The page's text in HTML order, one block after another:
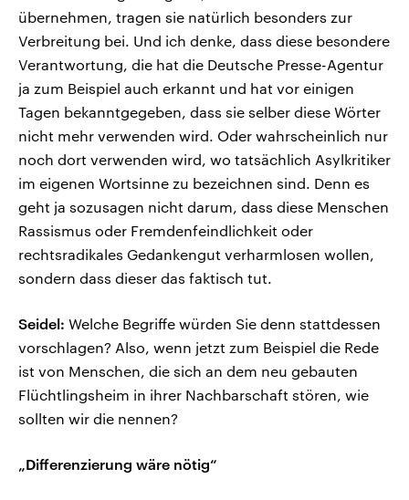
übernehmen, tragen sie natürlich besonders zur
Verbreitung bei. Und ich denke, dass diese besondere
Verantwortung, die hat die Deutsche Presse-Agentur
ja zum Beispiel auch erkannt und hat vor einigen
Tagen bekanntgegeben, dass sie selber diese Wörter
nicht mehr verwenden wird. Oder wahrscheinlich nur
noch dort verwenden wird, wo tatsächlich Asylkritiker
im eigenen Wortsinne zu bezeichnen sind. Denn es
geht ja sozusagen nicht darum, dass diese Menschen
Rassismus oder Fremdenfeindlichkeit oder
rechtsradikales Gedankengut verharmlosen wollen,
sondern dass dieser das faktisch tut.
Seidel: Welche Begriffe würden Sie denn stattdessen
vorschlagen? Also, wenn jetzt zum Beispiel die Rede
ist von Menschen, die sich an dem neu gebauten
Flüchtlingsheim in ihrer Nachbarschaft stören, wie
sollten wir die nennen?
„Differenzierung wäre nötig“